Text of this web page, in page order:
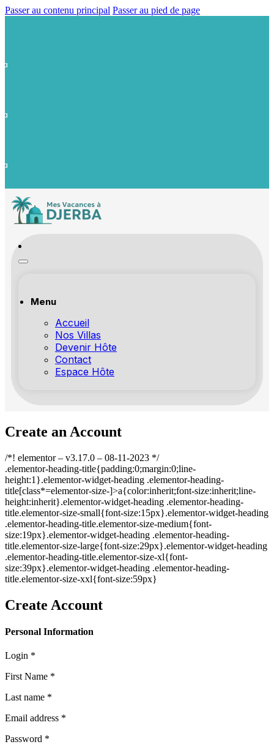
Passer au contenu principal Passer au pied de page
Menu
Accueil
Nos Villas
Devenir Hôte
Contact
Espace Hôte
Create an Account
/*! elementor – v3.17.0 – 08-11-2023 */
.elementor-heading-title{padding:0;margin:0;line-
height:1}.elementor-widget-heading .elementor-heading-
title[class*=elementor-size-]>a{color:inherit;font-size:inherit;line-
height:inherit}.elementor-widget-heading .elementor-heading-
title.elementor-size-small{font-size:15px}.elementor-widget-heading
.elementor-heading-title.elementor-size-medium{font-
size:19px}.elementor-widget-heading .elementor-heading-
title.elementor-size-large{font-size:29px}.elementor-widget-heading
.elementor-heading-title.elementor-size-xl{font-
size:39px}.elementor-widget-heading .elementor-heading-
title.elementor-size-xxl{font-size:59px}
Create Account
Personal Information
Login *
First Name *
Last name *
Email address *
Password *